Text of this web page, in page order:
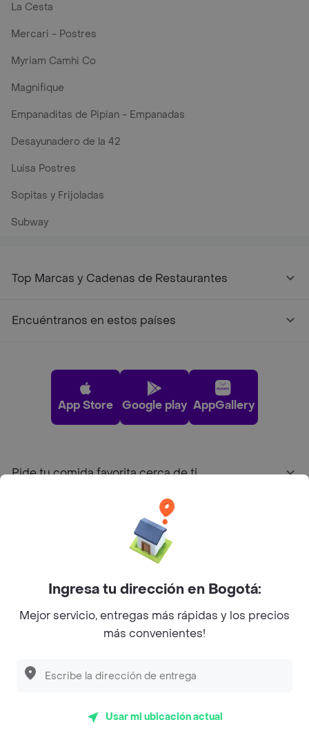
La Cesta
Mercari - Postres
Myriam Camhi Co
Magnifique
Empanaditas de Pipian - Empanadas
Desayunadero de la 42
Luisa Postres
Sopitas y Frijoladas
Subway
Top Marcas y Cadenas de Restaurantes
Encuéntranos en estos países
App Store Google play AppGallery
Pide tu comida favorita cerca de ti
Sobre Rappi
Facebook
Twitter
Instagram
©2026Rappi Inc. All rights reserved.
Ingresa tu dirección en Bogotá:
Mejor servicio, entregas más rápidas y los precios
más convenientes!
Usar mi ubicación actual